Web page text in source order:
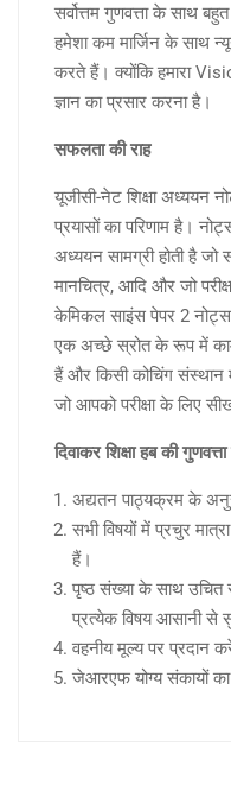
सर्वोत्तम गुणवत्ता के साथ
हमेशा कम मार्जिन के साथ
करते हैं। क्योंकि हमारा
ज्ञान का प्रसार करना है।
सफलता की राह
यूजीसी-नेट शिक्षा अध्ययन
प्रयासों का परिणाम है।
अध्ययन सामग्री होती है
मानचित्र, आदि और जो
केमिकल साइंस पेपर 2
एक अच्छे स्रोत के रूप में
हैं और किसी कोचिंग संस्थान
जो आपको परीक्षा के लिए
दिवाकर शिक्षा हब की
अद्यतन पाठ्यक्रम के
सभी विषयों में प्रचुर
हैं।
पृष्ठ संख्या के साथ उचित
प्रत्येक विषय आसानी से
वहनीय मूल्य पर प्रदान
जेआरएफ योग्य संकायों का